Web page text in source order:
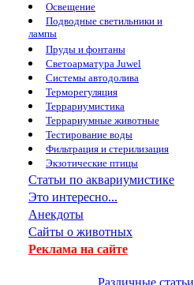
Освещение
Подводные светильники и
лампы
Пруды и фонтаны
Светоарматура Juwel
Системы автодолива
Терморегуляция
Террариумистика
Террариумные животные
Тестирование воды
Фильтрация и стерилизация
Экзотические птицы
Статьи по аквариумистике
Это интересно...
Анекдоты
Сайты о животных
Реклама на сайте
Различные статьи